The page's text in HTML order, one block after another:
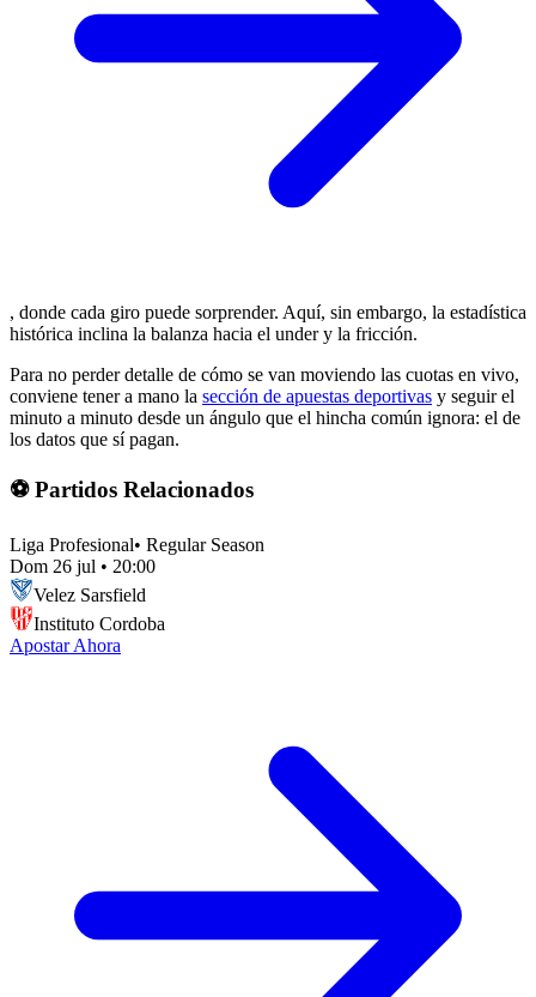
, donde cada giro puede sorprender. Aquí, sin embargo, la estadística
histórica inclina la balanza hacia el under y la fricción.
Para no perder detalle de cómo se van moviendo las cuotas en vivo,
conviene tener a mano la sección de apuestas deportivas y seguir el
minuto a minuto desde un ángulo que el hincha común ignora: el de
los datos que sí pagan.
⚽ Partidos Relacionados
Liga Profesional• Regular Season
Dom 26 jul • 20:00
Velez Sarsfield
Instituto Cordoba
Apostar Ahora